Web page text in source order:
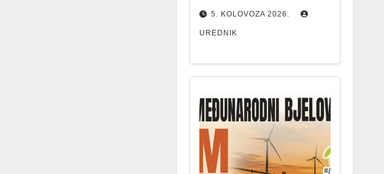
5. KOLOVOZA 2026.
UREDNIK